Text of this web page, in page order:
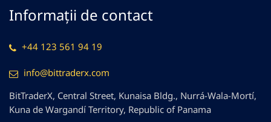
Informații de contact
+44 123 561 94 19
info@bittraderx.com
BitTraderX, Central Street, Kunaisa Bldg., Nurrá-Wala-Mortí,
Kuna de Wargandí Territory, Republic of Panama